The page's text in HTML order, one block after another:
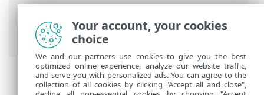
ESET-online-ohje>ESET Smart Security
Premium
>Aloittaminen > Windowsin
ilmoitusalueen kuvake
Your account, your cookies
choice
We and our partners use cookies to give you the best
optimized online experience, analyze our website traffic,
and serve you with personalized ads. You can agree to the
collection of all cookies by clicking "Accept all and close",